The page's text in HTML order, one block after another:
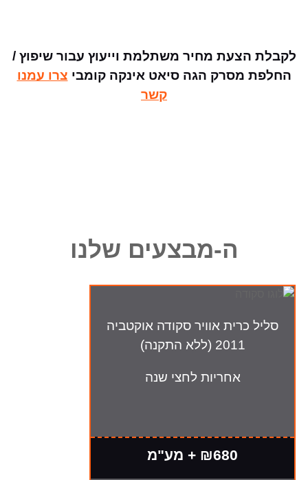
לקבלת הצעת מחיר משתלמת וייעוץ עבור שיפוץ /
החלפת מסרק הגה סיאט אינקה קומבי צרו עמנו
קשר
ה-מבצעים שלנו
סליל כרית אוויר סקודה אוקטביה
2011 (ללא התקנה)
אחריות לחצי שנה
₪680 + מע"מ